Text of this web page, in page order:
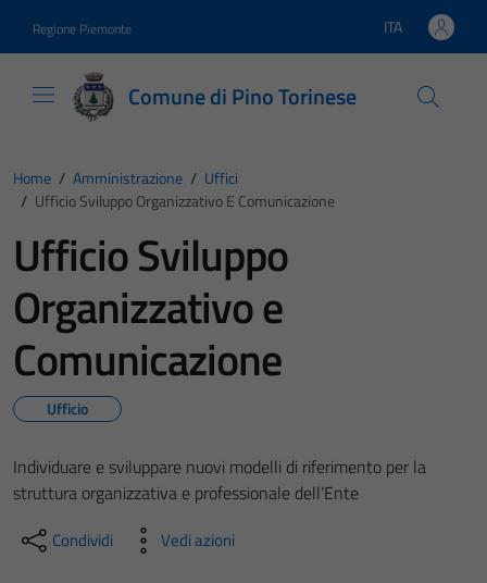
Regione Piemonte Lingua attiva:
ITA
Comune di Pino Torinese
Home / Amministrazione / Uffici
/ Ufficio Sviluppo Organizzativo E Comunicazione
Ufficio Sviluppo
Organizzativo e
Comunicazione
Ufficio
Individuare e sviluppare nuovi modelli di riferimento per la
struttura organizzativa e professionale dell’Ente
Condividi Vedi azioni